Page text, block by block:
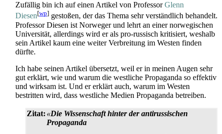
Zufällig bin ich auf einen Artikel von ProfessorGlenn
Diesen[wp] gestoßen, der das Thema sehr verständlich behandelt.
Professor Diesen ist Norweger und lehrt an einer norwegischen
Universität, allerdings wird er als pro-russisch kritisiert, weshalb
sein Artikel kaum eine weiter Verbreitung im Westen finden
dürfte.
Ich habe seinen Artikel übersetzt, weil er in meinen Augen sehr
gut erklärt, wie und warum die westliche Propaganda so effektiv
und wirksam ist. Und er erklärt auch, warum im Westen
bestritten wird, dass westliche Medien Propaganda betreiben.
Zitat: «Die Wissenschaft hinter der antirussischen
Propaganda